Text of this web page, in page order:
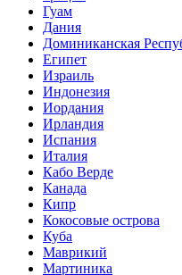
Гуам
Дания
Доминиканская
Египет
Израиль
Индонезия
Иордания
Ирландия
Испания
Италия
Кабо Верде
Канада
Кипр
Кокосовые острова
Куба
Маврикий
Мартиника